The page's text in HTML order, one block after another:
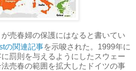
売春婦の保護にはなると書いてい
の関連記事を示唆された。1999年に
罰則を与えるようにしたスウェー
売春の範囲を拡大したドイツの事